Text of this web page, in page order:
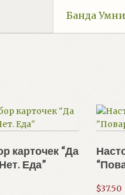
Банда
карточек “Да
Еда”
$37.50